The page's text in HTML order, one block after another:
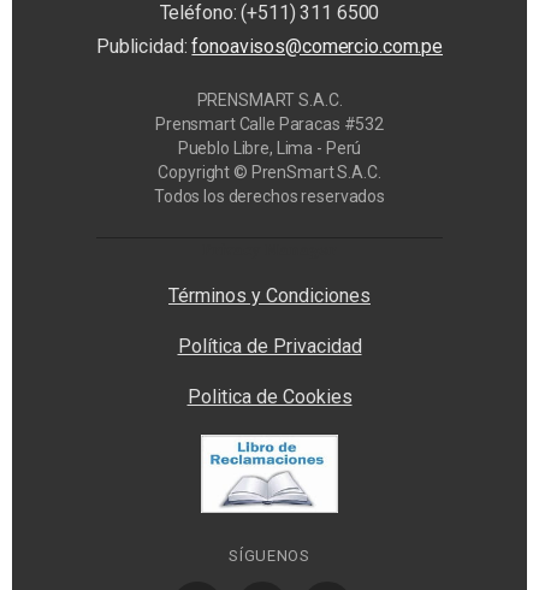
Teléfono: (+511) 311 6500
Publicidad:fonoavisos@comercio.com.pe
PRENSMART S.A.C.
Prensmart Calle Paracas #532
Pueblo Libre, Lima - Perú
Copyright © PrenSmart S.A.C.
Todos los derechos reservados
Términos y Condiciones
Política de Privacidad
Politica de Cookies
SÍGUENOS